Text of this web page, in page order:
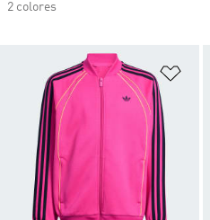
2 colores